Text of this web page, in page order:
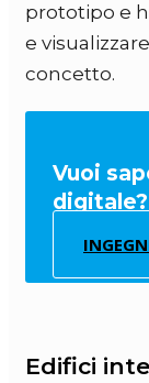
prototipo e
e
concetto.
Vuoi
digitale?
Edifici